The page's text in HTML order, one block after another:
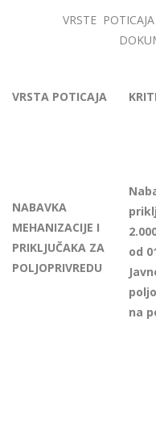
VRSTE POTICAJA
VRSTA POTICAJA
NABAVKA
MEHANIZACIJE I
PRIKLJUČAKA ZA
POLJOPRIVREDU
od
na